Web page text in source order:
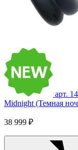
арт.
Midnight (Темная
38 999 ₽